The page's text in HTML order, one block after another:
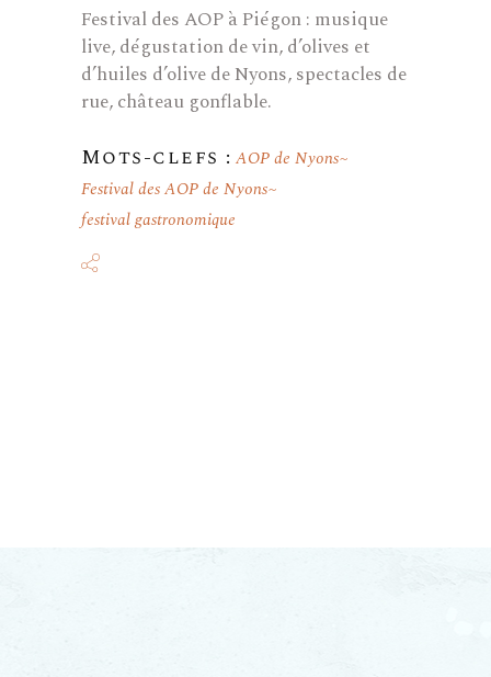
Festival des AOP à Piégon : musique
live, dégustation de vin, d’olives et
d’huiles d’olive de Nyons, spectacles de
rue, château gonflable.
Mots-clefs : AOP de Nyons
Festival des AOP de Nyons
festival gastronomique